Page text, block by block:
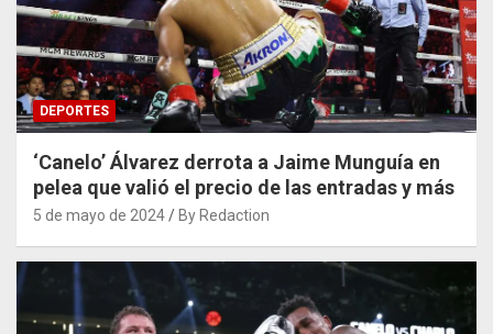
DEPORTES
‘Canelo’ Álvarez derrota a Jaime Munguía en
pelea que valió el precio de las entradas y más
5 de mayo de 2024 By Redaction